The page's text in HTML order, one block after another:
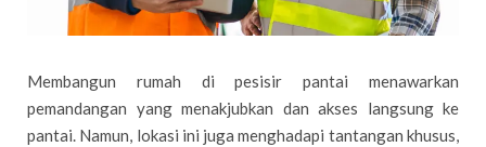
Membangun rumah di pesisir pantai menawarkan
pemandangan yang menakjubkan dan akses langsung ke
pantai. Namun, lokasi ini juga menghadapi tantangan khusus,